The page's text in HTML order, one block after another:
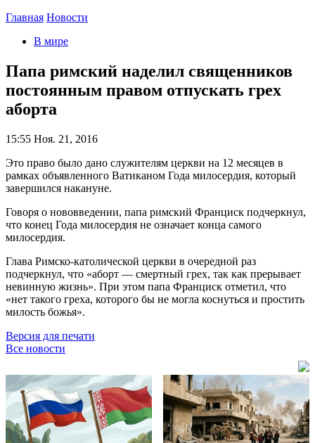
Главная Новости
В мире
Папа римский наделил священников
постоянным правом отпускать грех
аборта
15:55 Ноя. 21, 2016
Это право было дано служителям церкви на 12 месяцев в
рамках объявленного Ватиканом Года милосердия, который
завершился накануне.
Говоря о нововведении, папа римский Франциск подчеркнул,
что конец Года милосердия не означает конца самого
милосердия.
Глава Римско-католической церкви в очередной раз
подчеркнул, что «аборт — смертный грех, так как прерывает
невинную жизнь». При этом папа Франциск отметил, что
«нет такого греха, которого бы не могла коснуться и простить
милость божья».
Версия для печати
Все новости